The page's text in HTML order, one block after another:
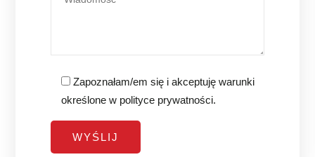
Zapoznałam/em się i akceptuję warunki
określone w polityce prywatności.